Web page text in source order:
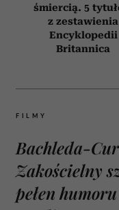
śmiercią. 5
z zestawienia
Encyklopedii
Britannica
FILMY
Bachleda-
Zakościelny
pełen